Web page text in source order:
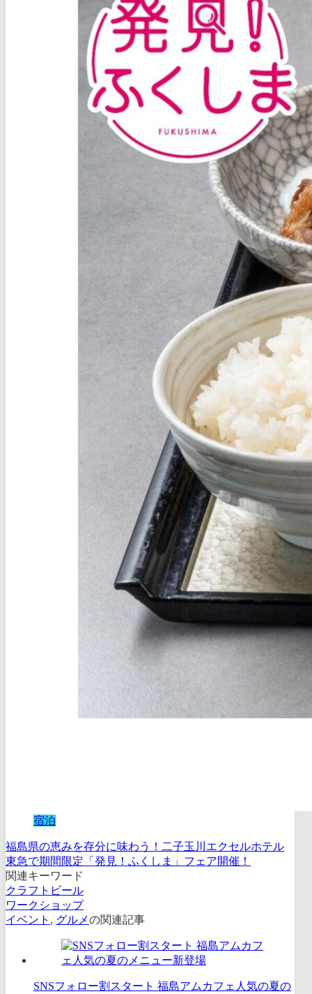
宿泊
福島県の恵みを存分に味わう！二子玉川エクセルホテル
東急で期間限定「発見！ふくしま」フェア開催！
関連キーワード
クラフトビール
ワークショップ
イベント , グルメの関連記事
SNSフォロー割スタート 福島アムカフェ人気の夏の